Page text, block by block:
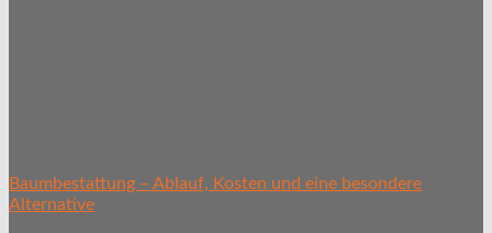
Baumbestattung – Ablauf, Kosten und eine besondere
Alternative